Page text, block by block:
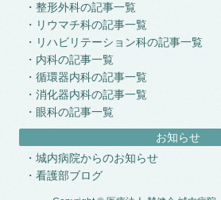
整形外科の記事一覧
リウマチ科の記事一覧
リハビリテーション科の記事一覧
内科の記事一覧
循環器内科の記事一覧
消化器内科の記事一覧
眼科の記事一覧
お知らせ
城内病院からのお知らせ
看護部ブログ